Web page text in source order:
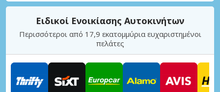
Ειδικοί Ενοικίασης Αυτοκινήτων
Περισσότεροι από 17,9 εκατομμύρια ευχαριστημένοι
πελάτες